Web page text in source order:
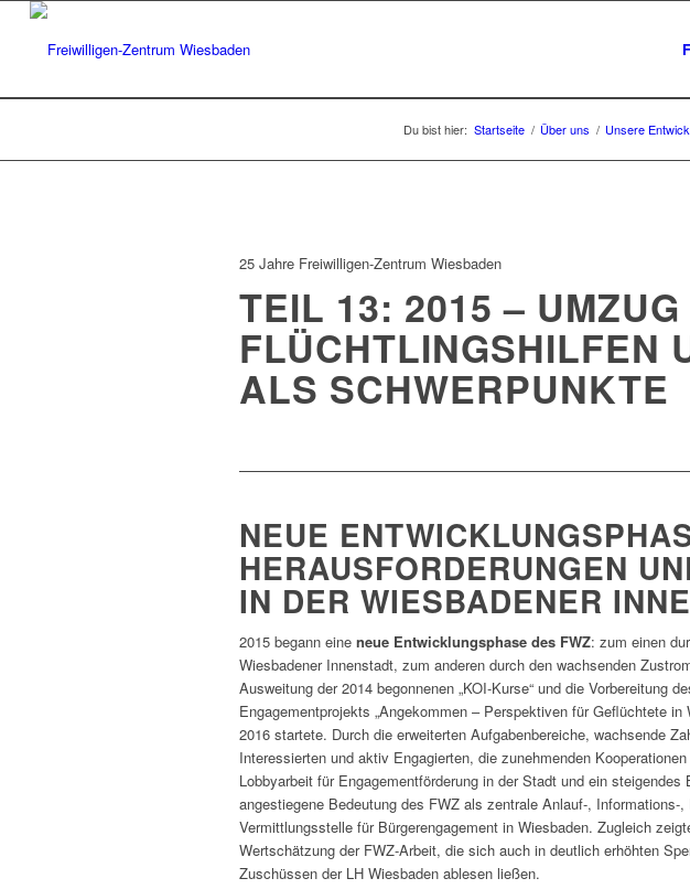
Du bist hier: Startseite / Über uns / Unsere
25 Jahre Freiwilligen-Zentrum Wiesbaden
TEIL 13: 2015 –
FLÜCHTLINGSHILFEN
ALS SCHWERPUNKTE
NEUE
HERAUSFORDERUNGEN
IN DER WIESBADENER
2015 begann eine neue Entwicklungsphase des FWZ: zum einen
Wiesbadener Innenstadt, zum anderen durch den wachsenden
Ausweitung der 2014 begonnenen „KOI-Kurse“ und die Vorbereitung
Engagementprojekts „Angekommen – Perspektiven für Geflüchtete in
2016 startete. Durch die erweiterten Aufgabenbereiche, wachsende
Interessierten und aktiv Engagierten, die zunehmenden
Lobbyarbeit für Engagementförderung in der Stadt und ein
angestiegene Bedeutung des FWZ als zentrale Anlauf-, Informations-,
Vermittlungsstelle für Bürgerengagement in Wiesbaden. Zugleich
Wertschätzung der FWZ-Arbeit, die sich auch in deutlich erhöhten
Zuschüssen der LH Wiesbaden ablesen ließen.